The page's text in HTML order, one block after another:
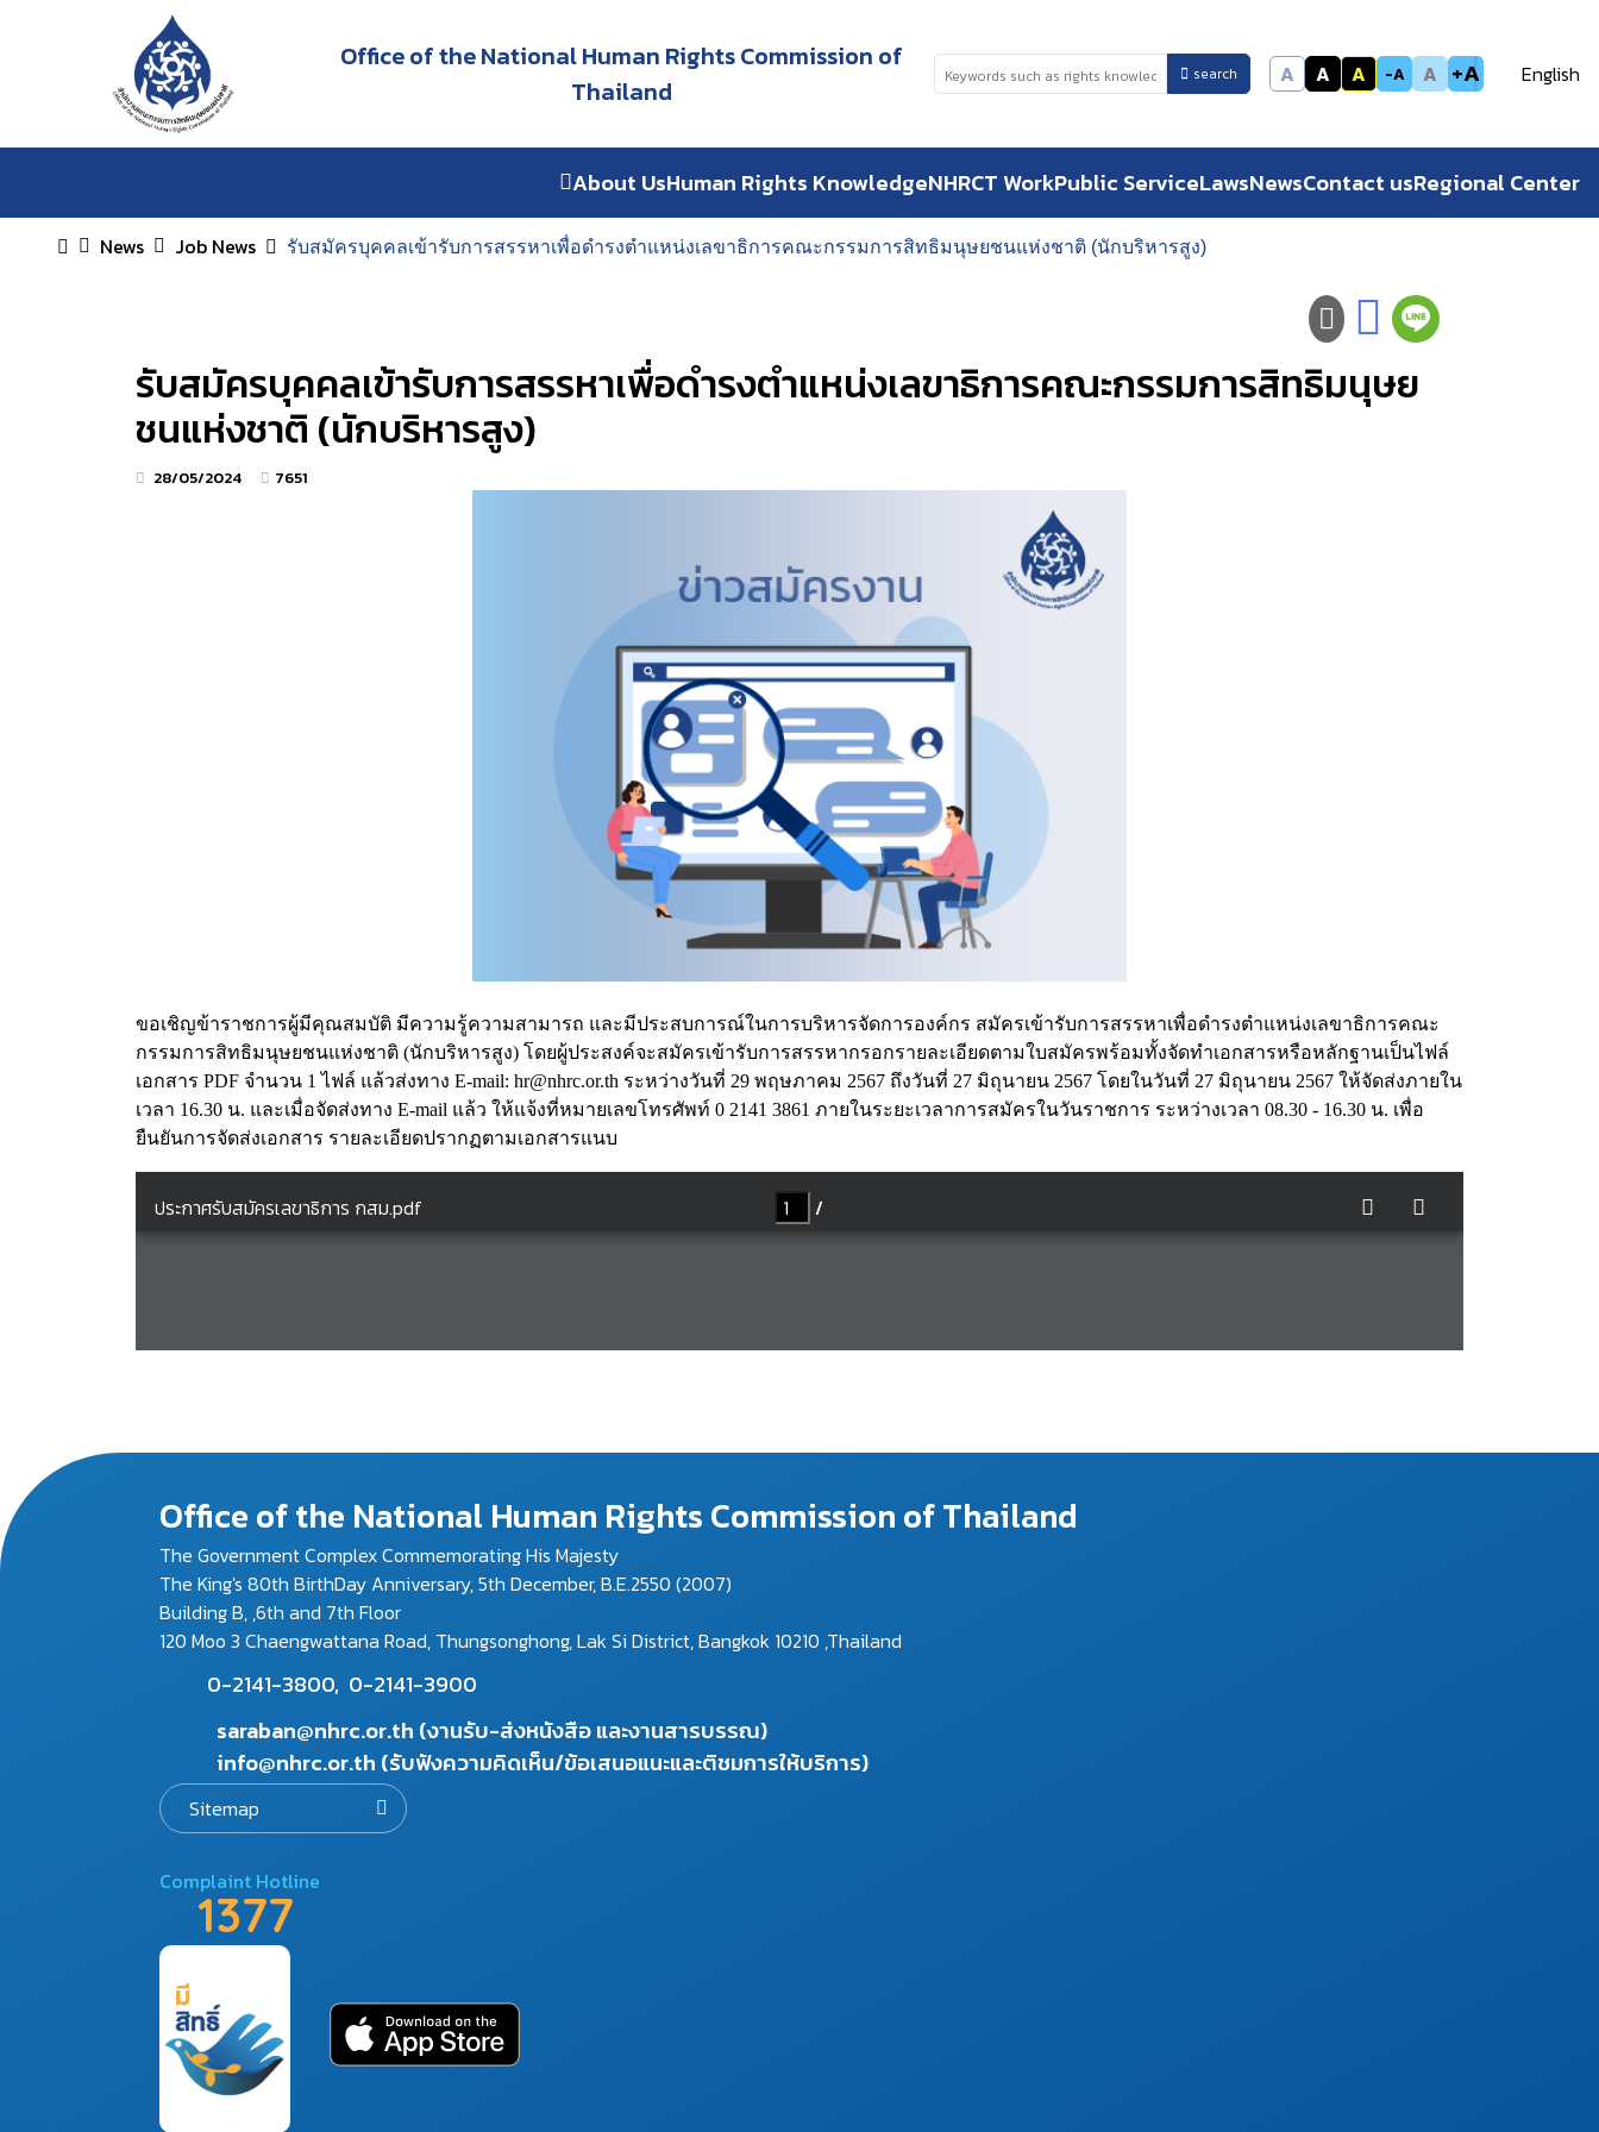
Office of the National Human Rights Commission of
Thailand
search A A A -A A +A English
About UsHuman Rights KnowledgeNHRCT WorkPublic ServiceLawsNewsContact usRegional Center
News Job News รับสมัครบุคคลเข้ารับการสรรหาเพื่อดำรงตำแหน่งเลขาธิการคณะกรรมการสิทธิมนุษยชนแห่งชาติ (นักบริหารสูง)
รับสมัครบุคคลเข้ารับการสรรหาเพื่อดำรงตำแหน่งเลขาธิการคณะกรรมการสิทธิมนุษย
ชนแห่งชาติ (นักบริหารสูง)
28/05/2024 7651
ขอเชิญข้าราชการผู้มีคุณสมบัติ มีความรู้ความสามารถ และมีประสบการณ์ในการบริหารจัดการองค์กร สมัครเข้ารับการสรรหาเพื่อดำรงตำแหน่งเลขาธิการคณะ
กรรมการสิทธิมนุษยชนแห่งชาติ (นักบริหารสูง) โดยผู้ประสงค์จะสมัครเข้ารับการสรรหากรอกรายละเอียดตามใบสมัครพร้อมทั้งจัดทำเอกสารหรือหลักฐานเป็นไฟล์
เอกสาร PDF จำนวน 1 ไฟล์ แล้วส่งทาง E-mail: hr@nhrc.or.th ระหว่างวันที่ 29 พฤษภาคม 2567 ถึงวันที่ 27 มิถุนายน 2567 โดยในวันที่ 27 มิถุนายน 2567 ให้จัดส่งภายใน
เวลา 16.30 น. และเมื่อจัดส่งทาง E-mail แล้ว ให้แจ้งที่หมายเลขโทรศัพท์ 0 2141 3861 ภายในระยะเวลาการสมัครในวันราชการ ระหว่างเวลา 08.30 - 16.30 น. เพื่อ
ยืนยันการจัดส่งเอกสาร รายละเอียดปรากฏตามเอกสารแนบ
Office of the National Human Rights Commission of Thailand
The Government Complex Commemorating His Majesty
The King's 80th BirthDay Anniversary, 5th December, B.E.2550 (2007)
Building B, ,6th and 7th Floor
120 Moo 3 Chaengwattana Road, Thungsonghong, Lak Si District, Bangkok 10210 ,Thailand
0-2141-3800, 0-2141-3900
saraban@nhrc.or.th (งานรับ-ส่งหนังสือ และงานสารบรรณ)
info@nhrc.or.th (รับฟังความคิดเห็น/ข้อเสนอแนะและติชมการให้บริการ)
Sitemap
Complaint Hotline
1377